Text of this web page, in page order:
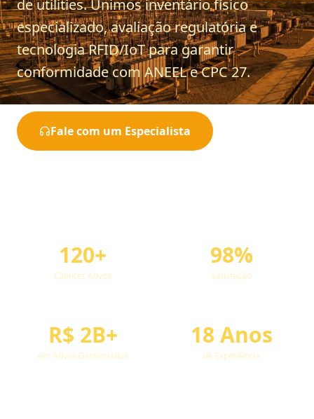
de utilities. Unimos inventário físico
especializado, avaliação regulatória e
tecnologia RFID/IoT para garantir
conformidade com ANEEL e CPC 27.
Fale com um Especialista
120+
Clientes Ativos
98%
Satisfação
R$ 2B+
em Ativos Gerenciados
18 Anos
de Experiência